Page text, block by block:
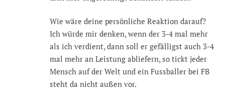
Wie wäre deine persönliche Reaktion darauf?
Ich würde mir denken, wenn der 3-4 mal mehr
als ich verdient, dann soll er gefälligst auch 3-4
mal mehr an Leistung abliefern, so tickt jeder
Mensch auf der Welt und ein Fussballer bei FB
steht da nicht außen vor.